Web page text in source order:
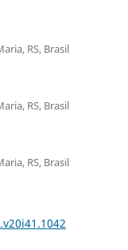
RS, Brasil
RS, Brasil
RS, Brasil